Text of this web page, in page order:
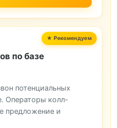
по базе
потенциальных
Операторы колл-
предложение и